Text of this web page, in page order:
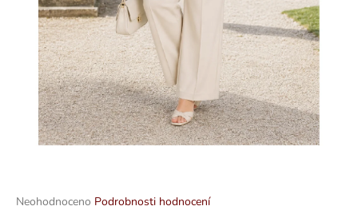
Průměrné
Neohodnoceno Podrobnosti hodnocení